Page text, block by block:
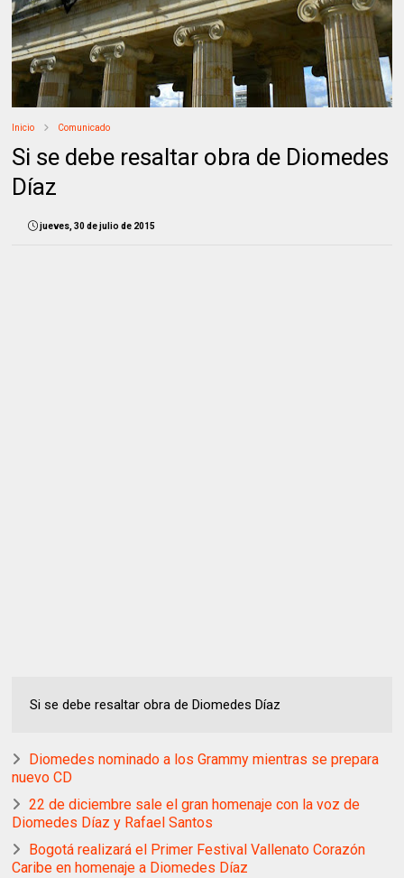
Inicio Comunicado
Si se debe resaltar obra de Diomedes
Díaz
jueves, 30 de julio de 2015
Si se debe resaltar obra de Diomedes Díaz
Diomedes nominado a los Grammy mientras se prepara
nuevo CD
22 de diciembre sale el gran homenaje con la voz de
Diomedes Díaz y Rafael Santos
Bogotá realizará el Primer Festival Vallenato Corazón
Caribe en homenaje a Diomedes Díaz